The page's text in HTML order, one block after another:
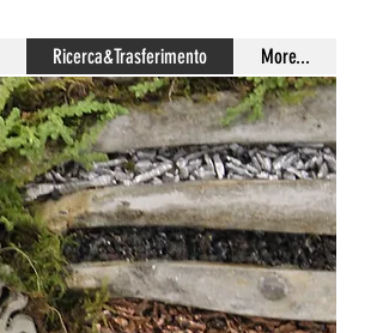
Ricerca&Trasferimento More...